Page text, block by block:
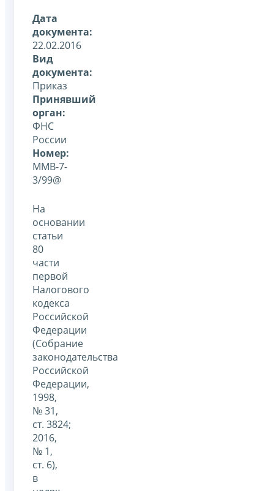
Дата
документа:
22.02.2016
Вид
документа:
Приказ
Принявший
орган:
ФНС
России
Номер:
ММВ-7-
3/99@
На
основании
статьи
80
части
первой
Налогового
кодекса
Российской
Федерации
(Собрание
законодательства
Российской
Федерации,
1998,
№ 31,
ст. 3824;
2016,
№ 1,
ст. 6),
в